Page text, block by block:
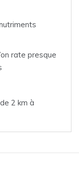
rate presque
2 km à